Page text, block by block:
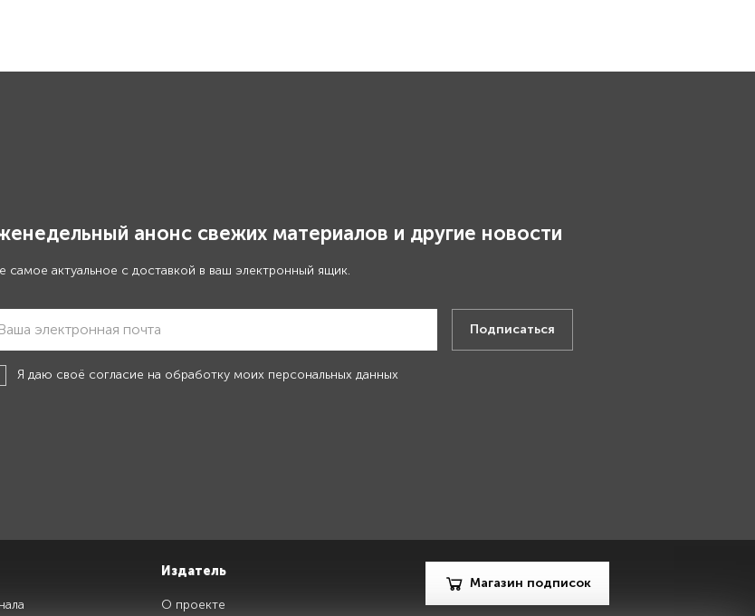
анонс свежих материалов и другие новости
самое актуальное с доставкой в ваш электронный ящик.
Подписаться
Я даю своё согласие на обработку моих персональных данных
Издатель
О проекте
Магазин подписок